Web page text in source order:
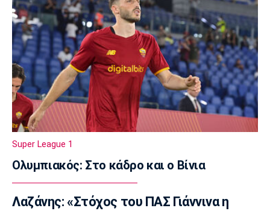
Europa League
Μπρούνο: «Δουλέψαμε καλά στην άμυνα»
23:32
Ποδόσφαιρο - Διεθνή
Κακή εβδομάδα για τη βαθμολογία της UEFA
23:23
Γ Εθνική
Αστέρας Βάρης: Νέες προσθήκες στο
ρόστερ
Conference League
στο Κλουζ
Super League 1
Ολυμπιακός: Στο κάδρο και ο Βίνια
Λαζάνης: «Στόχος του ΠΑΣ Γιάννινα η